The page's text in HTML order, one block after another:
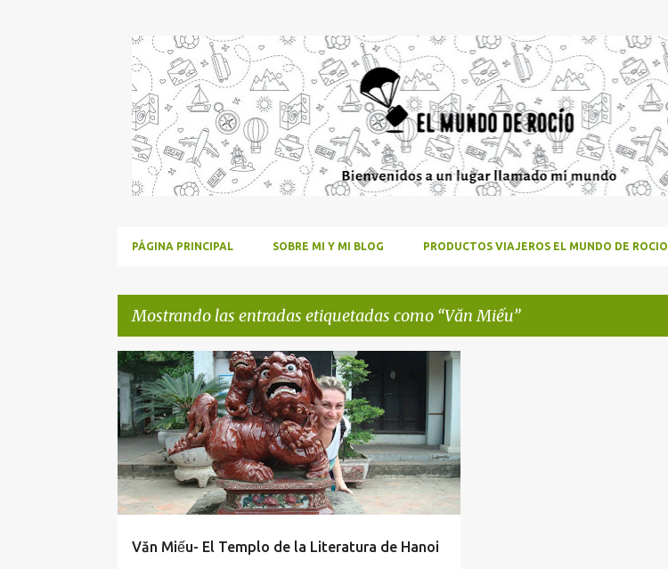
PÁGINA PRINCIPAL SOBRE MI Y MI BLOG PRODUCTOS VIAJEROS EL MUNDO DE ROCIO
Mostrando las entradas etiquetadas como Văn Miếu
E
n
t
r
a
d
Văn Miếu- El Templo de la Literatura de Hanoi
HANOI SUDESTE ASIÁTICO TEMPLO DE LA LITERATURA
VĂN MIẾU VIETNAM